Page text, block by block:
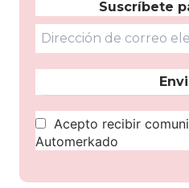
Suscríbete
Acepto recibir
Automerkado